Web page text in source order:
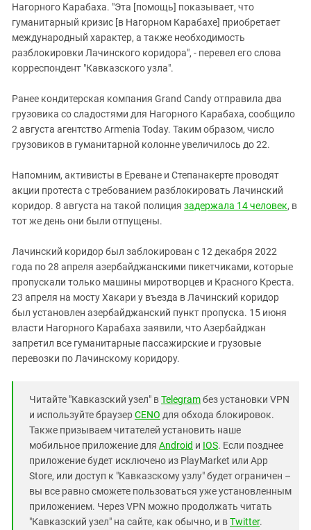
Нагорного Карабаха. "Эта [помощь] показывает, что
гуманитарный кризис [в Нагорном Карабахе] приобретает
международный характер, а также необходимость
разблокировки Лачинского коридора", - перевел его слова
корреспондент "Кавказского узла".
Ранее кондитерская компания Grand Candy отправила два
грузовика со сладостями для Нагорного Карабаха, сообщило
2 августа агентство Armenia Today. Таким образом, число
грузовиков в гуманитарной колонне увеличилось до 22.
Напомним, активисты в Ереване и Степанакерте проводят
акции протеста с требованием разблокировать Лачинский
коридор. 8 августа на такой полиция задержала 14 человек, в
тот же день они были отпущены.
Лачинский коридор был заблокирован с 12 декабря 2022
года по 28 апреля азербайджанскими пикетчиками, которые
пропускали только машины миротворцев и Красного Креста.
23 апреля на мосту Хакари у въезда в Лачинский коридор
был установлен азербайджанский пункт пропуска. 15 июня
власти Нагорного Карабаха заявили, что Азербайджан
запретил все гуманитарные пассажирские и грузовые
перевозки по Лачинскому коридору.
Читайте "Кавказский узел" вTelegramбез установки VPN
и используйте браузерCENO для обхода блокировок.
Также призываем читателей установить наше
мобильное приложение для Android и IOS. Если позднее
приложение будет исключено из PlayMarket или App
Store, или доступ к "Кавказскому узлу" будет ограничен –
вы все равно сможете пользоваться уже установленным
приложением. Через VPN можно продолжать читать
"Кавказский узел" на сайте, как обычно, и вTwitter.